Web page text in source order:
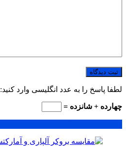
لطفا پاسخ را به عدد انگلیسی وارد کنید:
چهارده + شانزده =